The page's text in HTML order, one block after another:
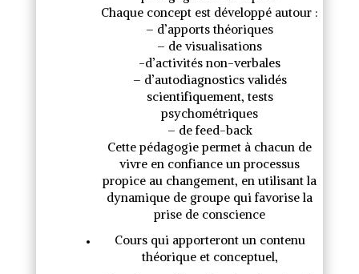
Chaque concept est développé autour :
– d’apports théoriques
– de visualisations
-d’activités non-verbales
– d’autodiagnostics validés
scientifiquement, tests
psychométriques
– de feed-back
Cette pédagogie permet à chacun de
vivre en confiance un processus
propice au changement, en utilisant la
dynamique de groupe qui favorise la
prise de conscience
Cours qui apporteront un contenu
théorique et conceptuel,